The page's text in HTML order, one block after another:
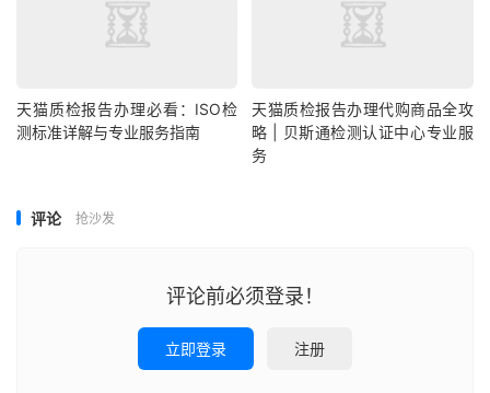
天猫质检报告办理必看：ISO检
测标准详解与专业服务指南
天猫质检报告办理代购商品全攻
略 | 贝斯通检测认证中心专业服
务
评论 抢沙发
评论前必须登录！
立即登录 注册